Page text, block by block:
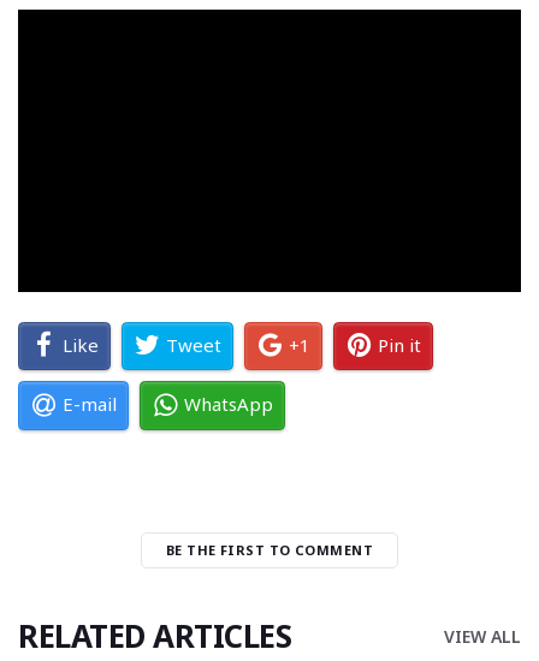
Like Tweet +1 Pin it
E-mail WhatsApp
BE THE FIRST TO COMMENT
RELATED ARTICLES VIEW ALL